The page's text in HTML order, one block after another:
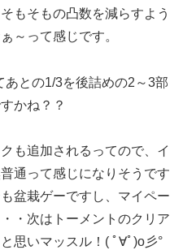
もそもの凸数を減らすよう
～って感じです。
との1/3を後詰めの2～3部
かね？？
も追加されるってので、イ
通って感じになりそうです
盆栽ゲーですし、マイペー
・次はトーメントのクリア
思いマッスル！( ﾟ∀ﾟ)o彡°